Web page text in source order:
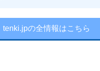
tenki.jpの全情報はこちら